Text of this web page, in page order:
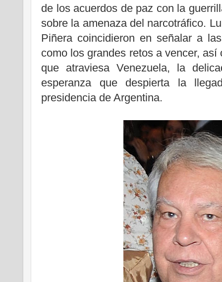
de los acuerdos de paz con la
sobre la amenaza del narcotráfico.
Piñera coincidieron en señalar a
como los grandes retos a vencer,
que atraviesa Venezuela, la
esperanza que despierta la
presidencia de Argentina.